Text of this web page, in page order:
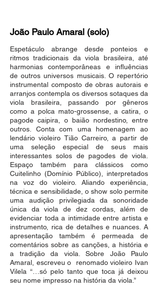
João Paulo Amaral (solo)
Espetáculo abrange desde ponteios e
ritmos tradicionais da viola brasileira, até
harmonias contemporâneas e influências
de outros universos musicais. O repertório
instrumental composto de obras autorais e
arranjos contempla os diversos sotaques da
viola brasileira, passando por gêneros
como a polca mato-grossense, a catira, o
pagode caipira, o baião nordestino, entre
outros. Conta com uma homenagem ao
lendário violeiro Tião Carreiro, a partir de
uma seleção especial de seus mais
interessantes solos de pagodes de viola.
Espaço também para clássicos como
Cuitelinho (Domínio Público), interpretados
na voz do violeiro. Aliando experiência,
técnica e sensibilidade, o show solo permite
uma audição privilegiada da sonoridade
única da viola de dez cordas, além de
evidenciar toda a intimidade entre artista e
instrumento, rica de detalhes e nuances. A
apresentação também é permeada de
comentários sobre as canções, a história e
a tradição da viola. Sobre João Paulo
Amaral, escreveu o renomado violeiro Ivan
Vilela “…só pelo tanto que toca já deixou
seu nome impresso na história da viola.”